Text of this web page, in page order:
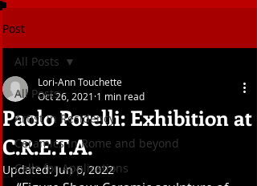
Post
All Posts
Artist in Residency
Ceramics in Rome and beyond
Calls for Applications
All Posts
Paolo Porelli: Exhibition at
C.R.E.T.A.
Lori-Ann Touchette
Oct 26, 2021 1 min read
Updated:Jun 6, 2022